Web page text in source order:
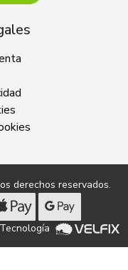
derechos reservados.